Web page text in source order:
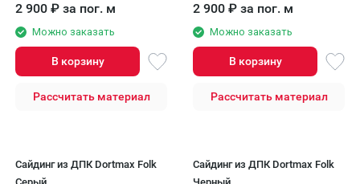
2 900 ₽ за пог. м
Можно заказать
В корзину
Рассчитать материал
2 900 ₽ за пог. м
Можно заказать
В корзину
Рассчитать материал
Сайдинг из ДПК Dortmax Folk
Сайдинг из ДПК Dortmax Folk